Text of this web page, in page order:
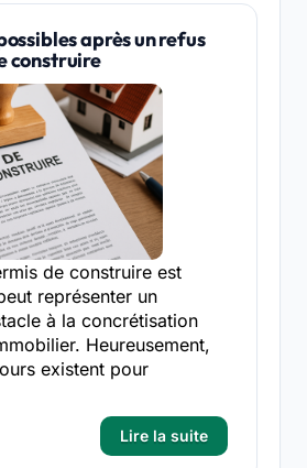
après un refus
construire
de construire est
représenter un
à la concrétisation
Heureusement,
existent pour
Lire la suite